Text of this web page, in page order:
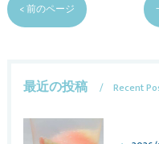
< 前のページ
最近の投稿 Recent